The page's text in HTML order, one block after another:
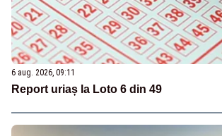
6 aug. 2026, 09:11
Report uriaș la Loto 6 din 49